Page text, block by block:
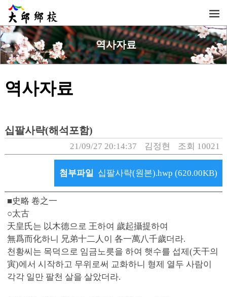
역사자료
역사자료
십팔사략(해석포함)
21/09/27 20:14:37 김정현 조회 10021
첨부파일 십팔사략(원본).hwp (620.00KB)
■史略 卷之一
○太古
天皇氏는 以木德으로 王하여 歲起攝提하여
無爲而化하니 兄弟十二人이 各一萬八千歲더라.
천황씨는 목덕으로 임금노릇을 하여 햇수를 섭제(天干의
寅)에서 시작하고 무위로써 교화하니 형제 열두 사람이
각각 일만 팔천 살을 살았더라.